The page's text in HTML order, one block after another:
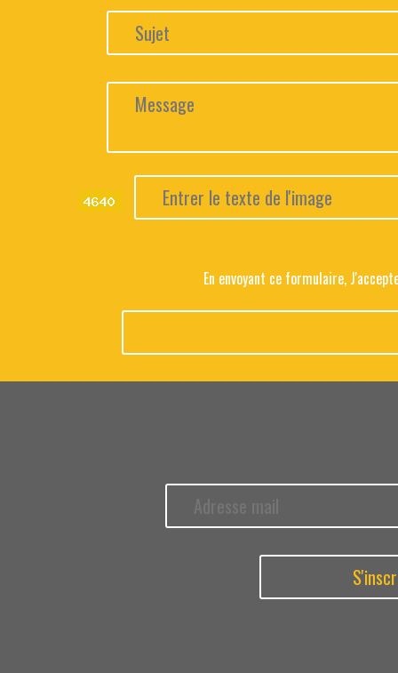
En envoyant ce formulaire,